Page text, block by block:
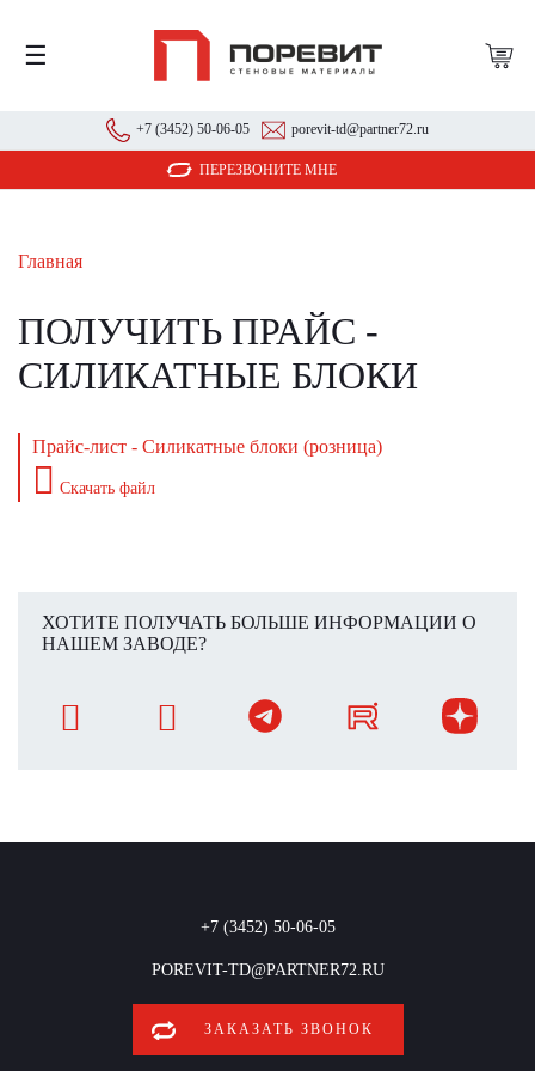
☰
+7 (3452) 50-06-05 porevit-td@partner72.ru
ПЕРЕЗВОНИТЕ МНЕ
Главная
ПОЛУЧИТЬ ПРАЙС -
СИЛИКАТНЫЕ БЛОКИ
Прайс-лист - Силикатные блоки (розница)
Скачать файл
ХОТИТЕ ПОЛУЧАТЬ БОЛЬШЕ ИНФОРМАЦИИ О
НАШЕМ ЗАВОДЕ?
+7 (3452) 50-06-05
POREVIT-TD@PARTNER72.RU
ЗАКАЗАТЬ ЗВОНОК